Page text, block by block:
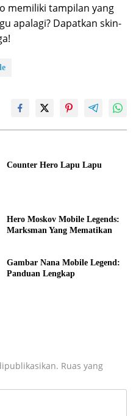
memiliki tampilan yang
apalagi? Dapatkan skin-
Counter Hero Lapu Lapu
Hero Moskov Mobile Legends:
Marksman Yang Mematikan
Gambar Nana Mobile Legend:
Panduan Lengkap
Ruas yang